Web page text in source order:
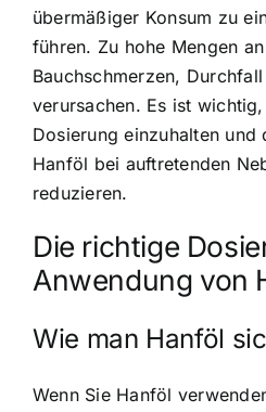
übermäßiger Konsum zu
führen. Zu hohe Mengen
Bauchschmerzen,
verursachen. Es ist
Dosierung einzuhalten und
Hanföl bei auftretenden
reduzieren.
Die richtige
Anwendung von
Wie man Hanföl
Wenn Sie Hanföl